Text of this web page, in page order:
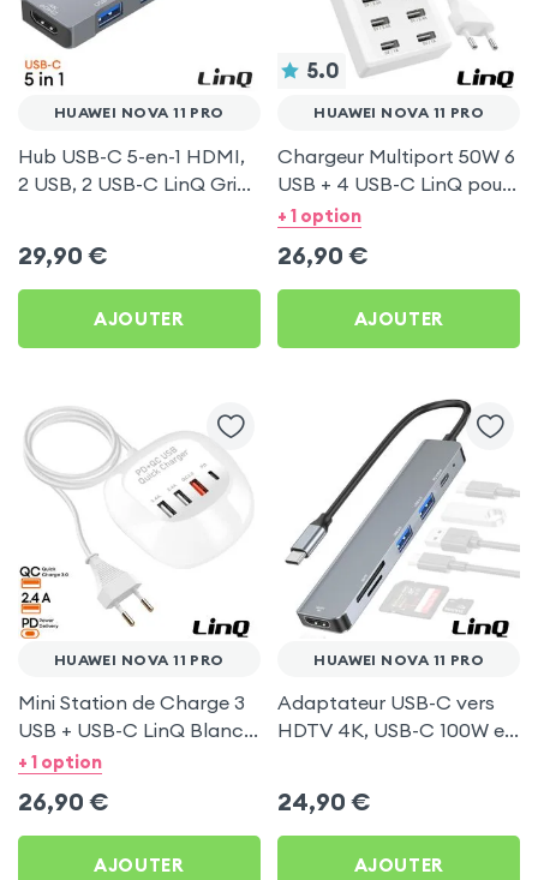
HUAWEI NOVA 11 PRO
Hub USB-C 5-en-1 HDMI,
2 USB, 2 USB-C LinQ Gris
29,90 €
AJOUTER
5.0
HUAWEI NOVA 11 PRO
Chargeur Multiport 50W 6
USB + 4 USB-C LinQ pour
Huawei Nova 11 Pro
+ 1 option
26,90 €
AJOUTER
HUAWEI NOVA 11 PRO
Mini Station de Charge 3
USB + USB-C LinQ Blanc
pour Huawei Nova 11 Pro
+ 1 option
26,90 €
AJOUTER
HUAWEI NOVA 11 PRO
Adaptateur USB-C vers
HDTV 4K, USB-C 100W et
Pro
24,90 €
AJOUTER